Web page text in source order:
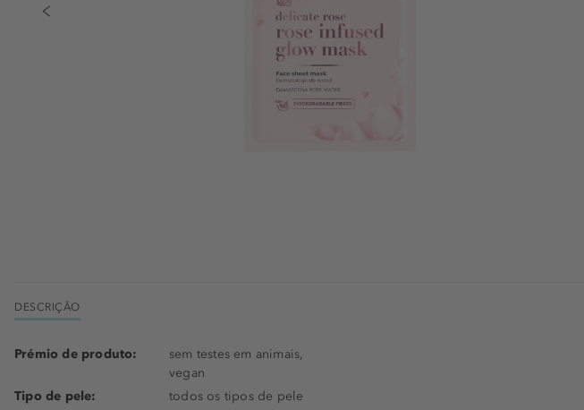
DESCRIÇÃO
Prémio de produto:
sem testes em animais,
vegan
Tipo de pele:
todos os tipos de pele